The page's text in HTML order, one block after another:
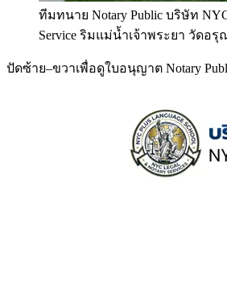
ทีมทนาย Notary Public บริษัท
Service ริมแม่น้ำเจ้าพระยา วัดอรุ
ปัดซ้าย–ขวาเพื่อดูใบอนุญาต Notary